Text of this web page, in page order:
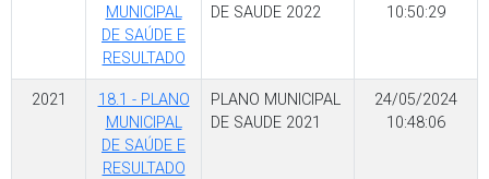
MUNICIPAL
DE SAÚDE E
RESULTADO
DE SAUDE 2022
10:50:29
2021
18.1 - PLANO
MUNICIPAL
DE SAÚDE E
RESULTADO
PLANO MUNICIPAL
DE SAUDE 2021
24/05/2024
10:48:06